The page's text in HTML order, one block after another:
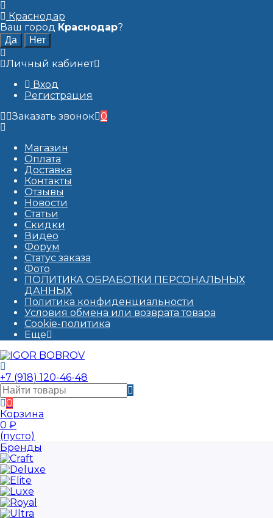
Краснодар
Ваш город Краснодар?
Личный кабинет
Вход
Регистрация
Заказать звонок
0
Магазин
Оплата
Доставка
Контакты
Отзывы
Новости
Статьи
Скидки
Видео
Форум
Статус заказа
Фото
ПОЛИТИКА ОБРАБОТКИ ПЕРСОНАЛЬНЫХ
ДАННЫХ​
Политика конфиденциальности
Условия обмена или возврата товара
Cookie-политика
Еще
+7 (918) 120-46-48
0
Корзина
0 ₽
(пусто)
Бренды